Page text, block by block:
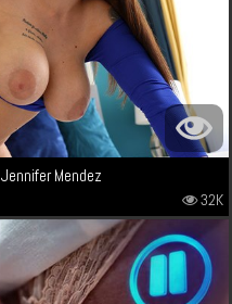
Jennifer Mendez
32K